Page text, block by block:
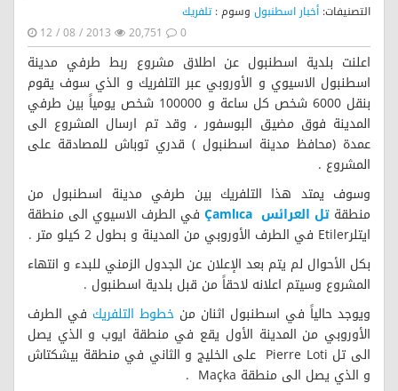
التصنيفات: أخبار اسطنبول وسوم :تلفريك
12 / 08 / 2013
20,751 0
اعلنت بلدية اسطنبول عن اطلاق مشروع ربط طرفي مدينة
اسطنبول الاسيوي و الأوروبي عبر التلفريك و الذي سوف يقوم
بنقل 6000 شخص كل ساعة و 100000 شخص يومياً بين طرفي
المدينة فوق مضيق البوسفور ، وقد تم ارسال المشروع الى
عمدة (محافظ مدينة اسطنبول ) قدري توباش للمصادقة على
المشروع .
وسوف يمتد هذا التلفريك بين طرفي مدينة اسطنبول من
منطقة تل العرائس Çamlıca
في الطرف الاسيوي الى منطقة
ايتلرEtiler في الطرف الأوروبي من المدينة و بطول 2 كيلو متر .
بكل الأحوال لم يتم بعد الإعلان عن الجدول الزمني للبدء و انتهاء
المشروع وسيتم اعلانه لاحقاً من قبل بلدية اسطنبول .
ويوجد حالياً في اسطنبول اثنان من خطوط التلفريك في الطرف
الأوروبي من المدينة الأول يقع في منطقة ايوب و الذي يصل
الى تل Pierre Loti على الخليج و الثاني في منطقة بيشكتاش
و الذي يصل الى منطقة Maçka .